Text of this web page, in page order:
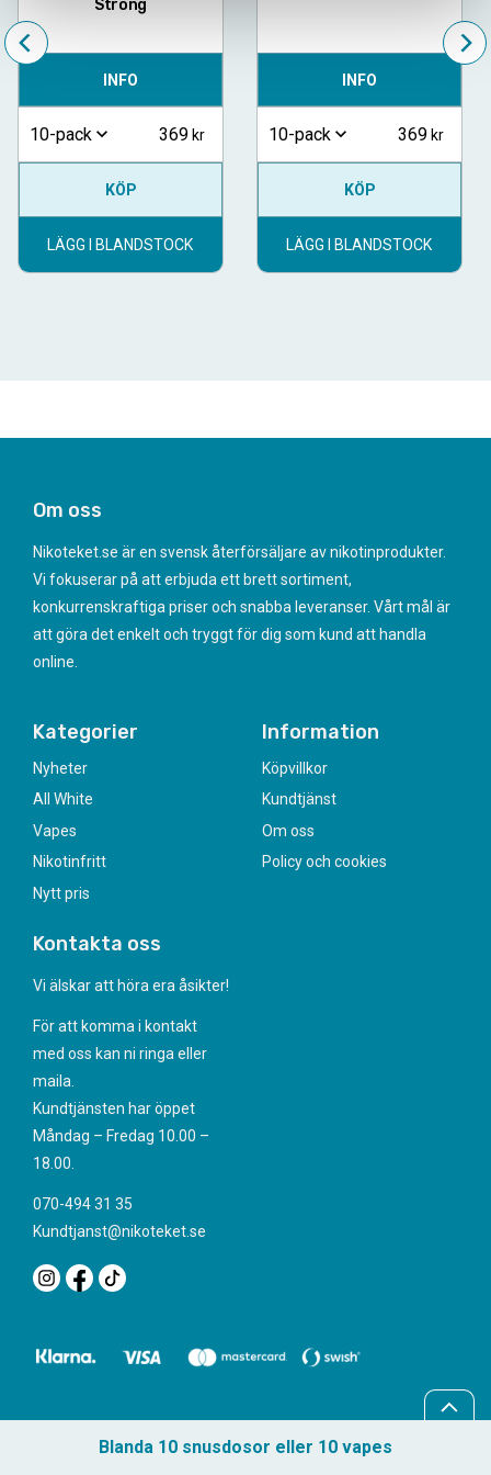
Strong
INFO
10-pack 369
KÖP
LÄGG I BLANDSTOCK
INFO
10-pack 369
KÖP
LÄGG I BLANDSTOCK
Om oss
Nikoteket.se är en svensk återförsäljare av nikotinprodukter.
Vi fokuserar på att erbjuda ett brett sortiment,
konkurrenskraftiga priser och snabba leveranser. Vårt mål är
att göra det enkelt och tryggt för dig som kund att handla
online.
Kategorier
Nyheter
All White
Vapes
Nikotinfritt
Nytt pris
Information
Köpvillkor
Kundtjänst
Om oss
Policy och cookies
Kontakta oss
Vi älskar att höra era åsikter!
För att komma i kontakt
med oss kan ni ringa eller
maila.
Kundtjänsten har öppet
Måndag – Fredag 10.00 –
18.00.
070-494 31 35
Kundtjanst@nikoteket.se
Blanda 10 snusdosor eller 10 vapes